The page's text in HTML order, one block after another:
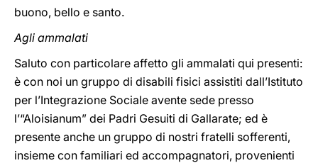
buono, bello e santo.
Agli ammalati
Saluto con particolare affetto gli ammalati qui presenti:
è con noi un gruppo di disabili fisici assistiti dall’Istituto
per l’Integrazione Sociale avente sede presso
l’“Aloisianum” dei Padri Gesuiti di Gallarate; ed è
presente anche un gruppo di nostri fratelli sofferenti,
insieme con familiari ed accompagnatori, provenienti